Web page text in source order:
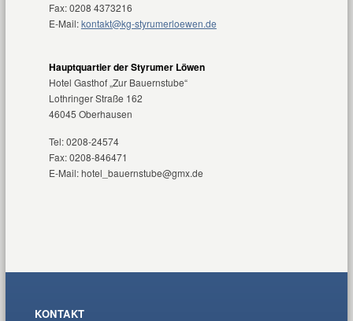
Fax: 0208 4373216
E-Mail:kontakt@kg-styrumerloewen.de
Hauptquartier der Styrumer Löwen
Hotel Gasthof „Zur Bauernstube“
Lothringer Straße 162
46045 Oberhausen‎
Tel: 0208-24574
Fax: 0208-846471
E-Mail: hotel_bauernstube@gmx.de
KONTAKT